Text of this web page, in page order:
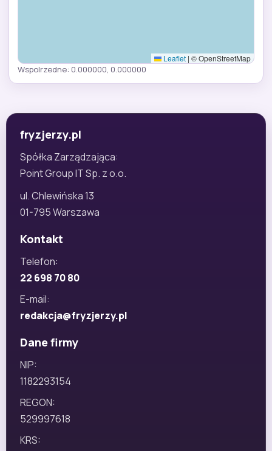
Leaflet | © OpenStreetMap
Wspolrzedne: 0.000000, 0.000000
fryzjerzy.pl
Spółka Zarządzająca:
Point Group IT Sp. z o.o.
ul. Chlewińska 13
01-795 Warszawa
Kontakt
Telefon:
22 698 70 80
E-mail:
redakcja@fryzjerzy.pl
Dane firmy
NIP:
1182293154
REGON:
529997618
KRS: